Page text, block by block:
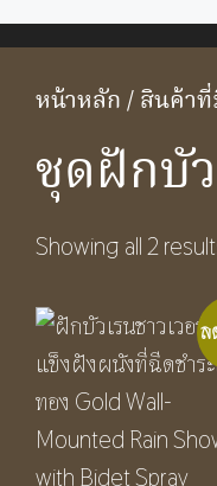
หน้าหลัก/ สินค้าที่
ชุดฝักบั
Showing all 2
ล